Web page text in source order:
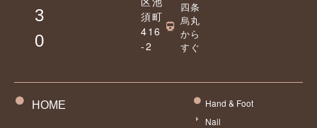
3
0
須町
416
-2
四条
烏丸
から
すぐ
HOME
Hand & Foot
Nail